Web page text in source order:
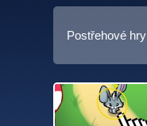
Postřehové hry